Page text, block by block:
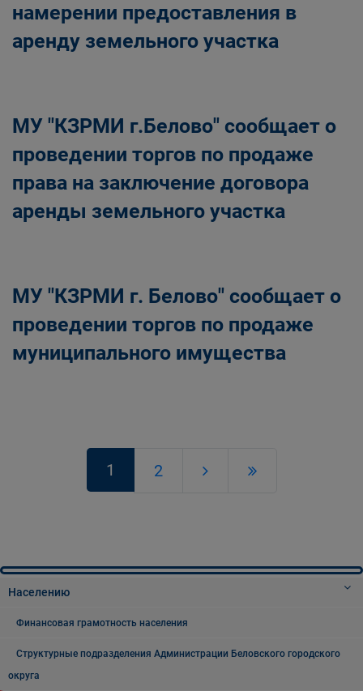
намерении предоставления в
аренду земельного участка
МУ "КЗРМИ г.Белово" сообщает о
проведении торгов по продаже
права на заключение договора
аренды земельного участка
МУ "КЗРМИ г. Белово" сообщает о
проведении торгов по продаже
муниципального имущества
1 2
Населению
Финансовая грамотность населения
Структурные подразделения Администрации Беловского городского
округа